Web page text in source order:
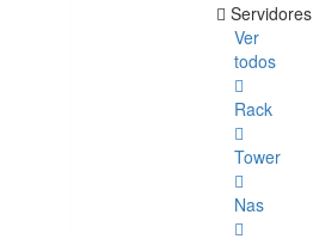
Servidores
Ver
todos
Rack
Tower
Nas